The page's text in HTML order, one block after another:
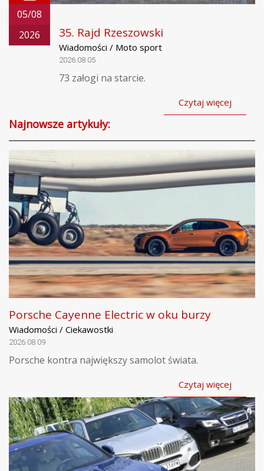
05/08
2026
35. Rajd Rzeszowski
Wiadomości / Moto sport
2026.08.05
73 załogi na starcie.
Czytaj więcej
Najnowsze artykuły:
Porsche Cayenne Electric w oku burzy
Wiadomości / Ciekawostki
2026.08.09
Porsche kontra największy samolot świata.
Czytaj więcej